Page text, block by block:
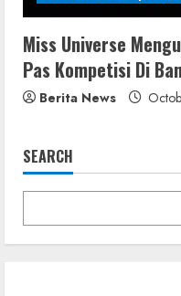
Miss Universe
Pas Kompetisi Di
Berita News
SEARCH